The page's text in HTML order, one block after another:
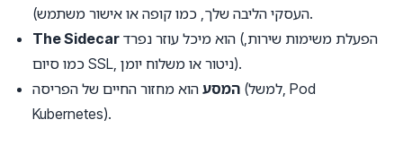
העסקי הליבה שלך, כמו קופה או אישור משתמש).
The Sidecar
כמו סיום SSL, ניטור או משלוח יומן).
המסע הוא מחזור החיים של הפריסה (למשל, Pod
Kubernetes).